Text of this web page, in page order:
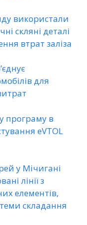
використали
скляні деталі
втрат заліза
для
програму в
eVTOL
у Мічигані
лінії з
елементів,
складання